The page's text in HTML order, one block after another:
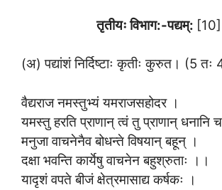
तृतीयः विभाग:-पद्यम्: [10]
(अ) पद्यांशं निर्दिष्टाः कृतीः कुरुत। (5 तः
वैद्यराज नमस्तुभ्यं यमराजसहोदर ।
यमस्तु हरति प्राणान् त्वं तु प्राणान् धनानि
मनुजा वाचनेनैव बोधन्ते विषयान् बहून् ।
दक्षा भवन्ति कार्येषु वाचनेन बहुश्रुताः ।।
यादृशं वपते बीजं क्षेत्रमासाद्य कर्षकः ।